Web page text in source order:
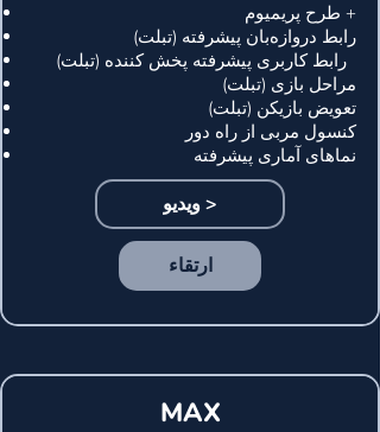
طرح پریمیوم +
رابط دروازه‌بان پیشرفته (تبلت)
رابط کاربری پیشرفته پخش کننده (تبلت)
مراحل بازی (تبلت)
تعویض بازیکن (تبلت)
کنسول مربی از راه دور
نماهای آماری پیشرفته
ویدیو >
ارتقاء
MAX